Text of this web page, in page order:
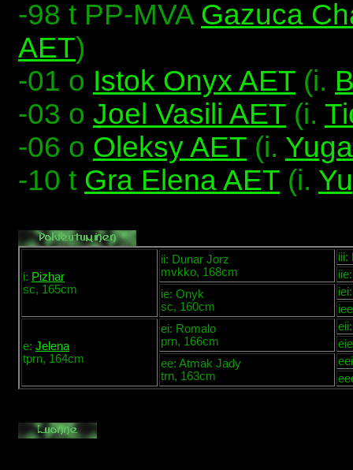
-98 t PP-MVA Gazuca
AET)
-01 o Istok Onyx AET (i.
-03 o Joel Vasili AET (i.
-06 o Oleksy AET (i.
-10 t Gra Elena AET (i.
i: Pizhar
sc, 165cm
ii: Dunar Jorz
mvkko, 168cm
iii:
ie: Onyk
sc, 160cm
e: Jelena
tprn, 164cm
ei: Romalo
prn, 166cm
ee: Atmak Jady
trn, 163cm